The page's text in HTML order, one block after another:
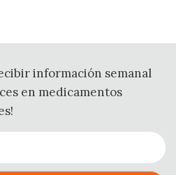
información semanal
en medicamentos